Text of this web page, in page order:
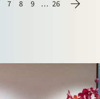
7 8 9 … 26